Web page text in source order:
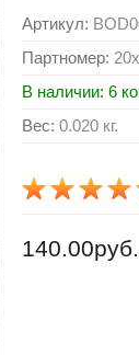
Артикул:
Партномер:
В наличии: 6
Вес: 0.020 кг.
140.00руб.